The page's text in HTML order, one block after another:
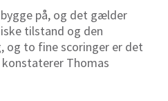
på, og det gælder
tilstand og den
og to fine scoringer er det
Thomas